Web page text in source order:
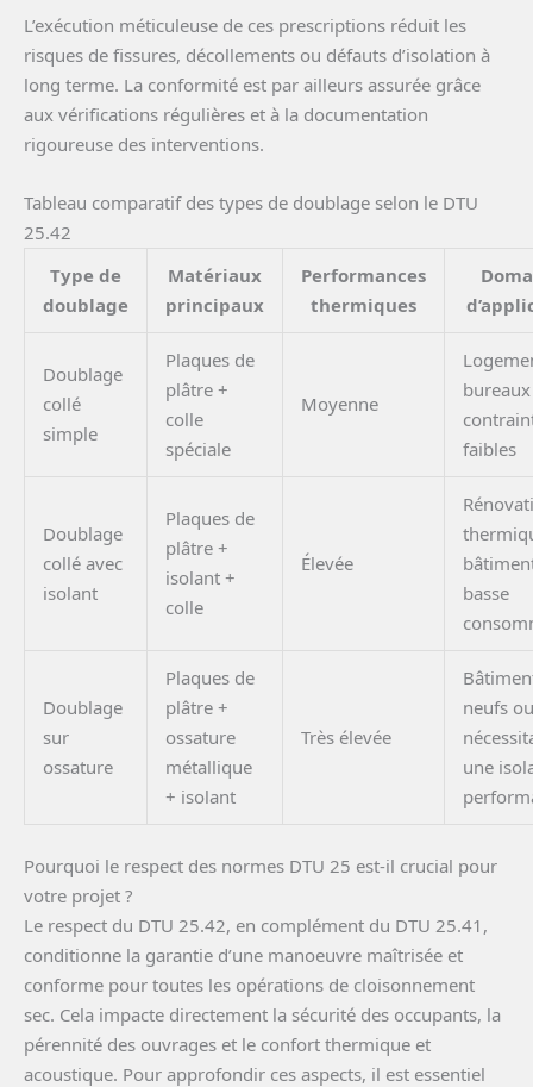
L’exécution méticuleuse de ces prescriptions réduit les
risques de fissures, décollements ou défauts d’isolation à
long terme. La conformité est par ailleurs assurée grâce
aux vérifications régulières et à la documentation
rigoureuse des interventions.
Tableau comparatif des types de doublage selon le DTU
25.42
Type de
doublage
Matériaux
principaux
Performances
thermiques
Doublage
collé
simple
Plaques de
plâtre +
colle
spéciale
Moyenne
faibles
Doublage
collé avec
isolant
Plaques de
plâtre +
isolant +
colle
Élevée
basse
Doublage
sur
ossature
Plaques de
plâtre +
ossature
métallique
+ isolant
Très élevée
neufs ou
une
Pourquoi le respect des normes DTU 25 est-il crucial pour
votre projet ?
Le respect du DTU 25.42, en complément du DTU 25.41,
conditionne la garantie d’une manoeuvre maîtrisée et
conforme pour toutes les opérations de cloisonnement
sec. Cela impacte directement la sécurité des occupants, la
pérennité des ouvrages et le confort thermique et
acoustique. Pour approfondir ces aspects, il est essentiel